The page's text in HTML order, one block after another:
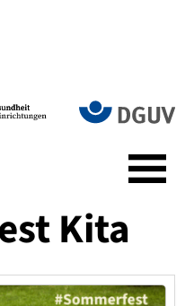
Kita